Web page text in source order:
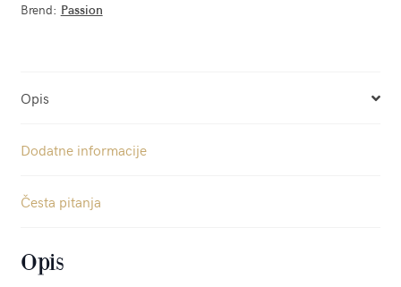
Brend: Passion
Opis
Dodatne informacije
Česta pitanja
Opis